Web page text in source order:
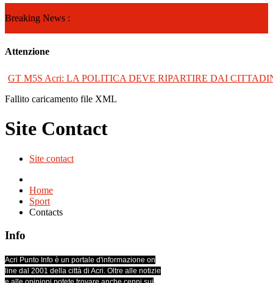
Breaking News :
GT M5S Acri: LA POLITICA DEVE RIPARTIRE DAI
Attenzione
Fallito caricamento file XML
Site Contact
Site contact
Home
Sport
Contacts
Info
Acri Punto Info è un portale d'informazione on
line dal 2001 della città di Acri. Oltre alle notizie